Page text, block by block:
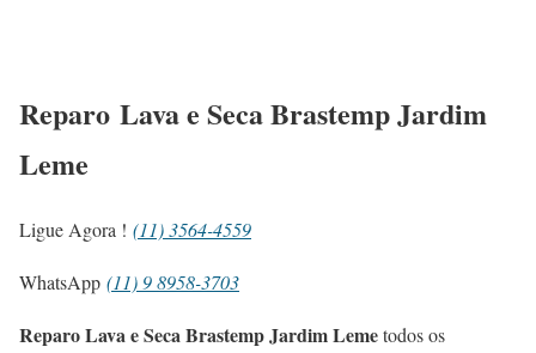
Reparo Lava e Seca Brastemp Jardim
Leme
Ligue Agora ! (11) 3564-4559
WhatsApp (11) 9 8958-3703
Reparo Lava e Seca Brastemp Jardim Lemetodos os